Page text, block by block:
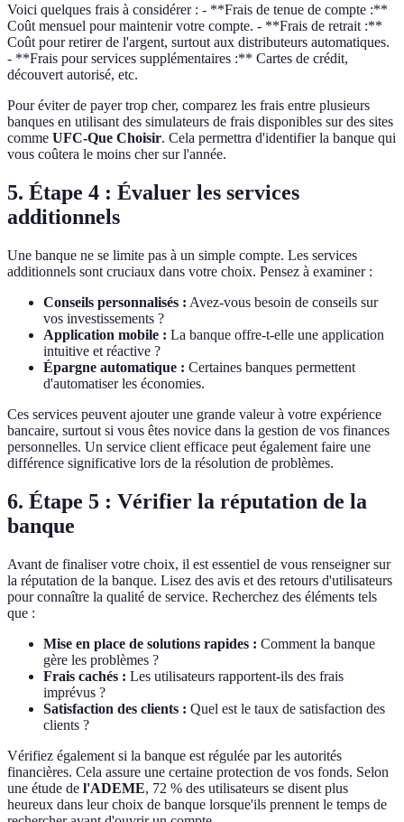
Voici quelques frais à considérer : - **Frais de tenue de compte :**
Coût mensuel pour maintenir votre compte. - **Frais de retrait :**
Coût pour retirer de l'argent, surtout aux distributeurs automatiques.
- **Frais pour services supplémentaires :** Cartes de crédit,
découvert autorisé, etc.
Pour éviter de payer trop cher, comparez les frais entre plusieurs
banques en utilisant des simulateurs de frais disponibles sur des sites
comme UFC-Que Choisir. Cela permettra d'identifier la banque qui
vous coûtera le moins cher sur l'année.
5. Étape 4 : Évaluer les services
additionnels
Une banque ne se limite pas à un simple compte. Les services
additionnels sont cruciaux dans votre choix. Pensez à examiner :
Conseils personnalisés : Avez-vous besoin de conseils sur
vos investissements ?
Application mobile : La banque offre-t-elle une application
intuitive et réactive ?
Épargne automatique : Certaines banques permettent
d'automatiser les économies.
Ces services peuvent ajouter une grande valeur à votre expérience
bancaire, surtout si vous êtes novice dans la gestion de vos finances
personnelles. Un service client efficace peut également faire une
différence significative lors de la résolution de problèmes.
6. Étape 5 : Vérifier la réputation de la
banque
Avant de finaliser votre choix, il est essentiel de vous renseigner sur
la réputation de la banque. Lisez des avis et des retours d'utilisateurs
pour connaître la qualité de service. Recherchez des éléments tels
que :
Mise en place de solutions rapides : Comment la banque
gère les problèmes ?
Frais cachés : Les utilisateurs rapportent-ils des frais
imprévus ?
Satisfaction des clients : Quel est le taux de satisfaction des
clients ?
Vérifiez également si la banque est régulée par les autorités
financières. Cela assure une certaine protection de vos fonds. Selon
une étude de l'ADEME, 72 % des utilisateurs se disent plus
heureux dans leur choix de banque lorsque'ils prennent le temps de